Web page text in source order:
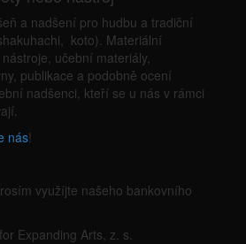
a nadšení pro hudbu a tradiční
koto). Materiální
učební materiály,
publikace a podobně ocení
nadšenci, kteří se u nás v rámci
nás!
využíjte našeho bankovního
Expanding Arts, z. s.